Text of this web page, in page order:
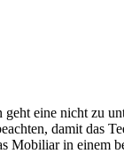
geht eine nicht zu
damit das
Mobiliar in einem